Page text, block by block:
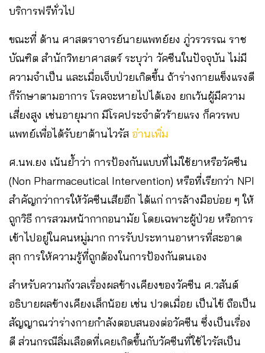
บริการฟรีทั่วไป
ขณะที่ ด้าน ศาสตราจารย์นายแพทย์ยง ภู่วรวรรณ ราช
บัณฑิต สำนักวิทยาศาสตร์ ระบุว่า วัคซีนในปัจจุบัน ไม่มี
ความจำเป็น และเมื่อเจ็บป่วยเกิดขึ้น ถ้าร่างกายแข็งแรงดี
ก็รักษาตามอาการ โรคจะหายไปได้เอง ยกเว้นผู้มีความ
เสี่ยงสูง เช่นอายุมาก มีโรคประจำตัวร้ายแรง ก็ควรพบ
แพทย์เพื่อได้รับยาต้านไวรัส อ่านเพิ่ม
ศ.นพ.ยง เน้นย้ำว่า การป้องกันแบบที่ไม่ใช้ยาหรือวัคซีน
(Non Pharmaceutical Intervention) หรือที่เรียกว่า NPI
สำคัญกว่าการให้วัคซีนเสียอีก ได้แก่ การล้างมือบ่อย ๆ ให้
ถูกวิธี การสวมหน้ากากอนามัย โดยเฉพาะผู้ป่วย หรือการ
เข้าไปอยู่ในคนหมู่มาก การรับประทานอาหารที่สะอาด
สุก การให้ความรู้ที่ถูกต้องในการป้องกันตนเอง
สำหรับความกังวลเรื่องผลข้างเคียงของวัคซีน ศ.วสันต์
อธิบายผลข้างเคียงเล็กน้อย เช่น ปวดเมื่อย เป็นไข้ ถือเป็น
สัญญาณว่าร่างกายกำลังตอบสนองต่อวัคซีน ซึ่งเป็นเรื่อง
ดี ส่วนกรณีลิ่มเลือดที่เคยเกิดขึ้นกับวัคซีนที่ใช้ไวรัสเป็น